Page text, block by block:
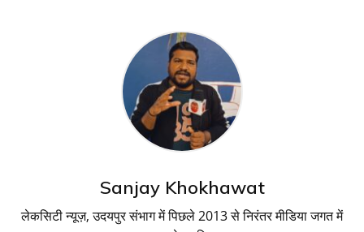
Sanjay Khokhawat
लेकसिटी न्यूज़, उदयपुर संभाग में पिछले 2013 से निरंतर मीडिया जगत में